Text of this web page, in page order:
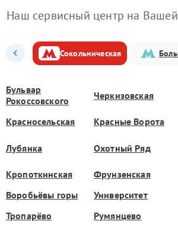
Наш сервисный центр на
Сокольническая
Бульвар
Рокоссовского
Черкизовская
Красносельская
Красные Ворота
Лубянка Охотный Ряд
Кропоткинская
Фрунзенская
Воробьёвы горы
Университет
Тропарёво
Румянцево